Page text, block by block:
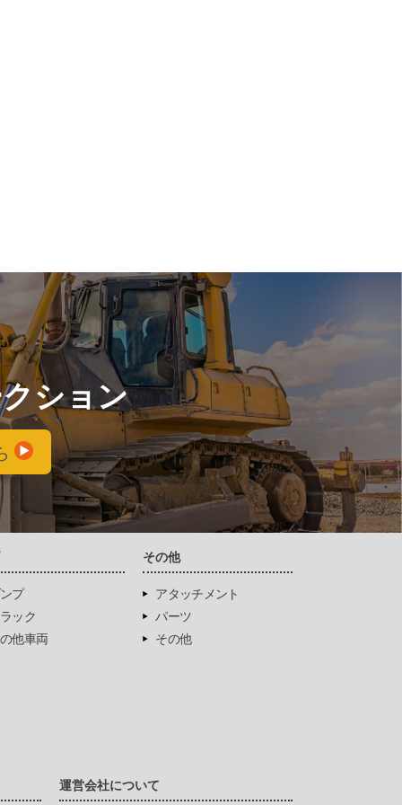
ション
プ
ック
他車両
その他
アタッチメント
パーツ
その他
運営会社について